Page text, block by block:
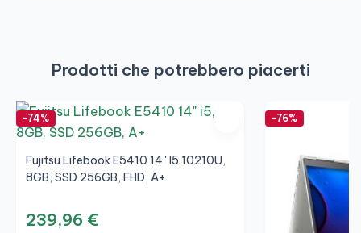
Prodotti che potrebbero piacerti
-74%
Fujitsu Lifebook E5410 14" I5 10210U,
8GB, SSD 256GB, FHD, A+
239,96 €
-76%